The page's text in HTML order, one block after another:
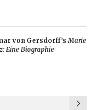
von Gersdorff’sMarie
Eine Biographie